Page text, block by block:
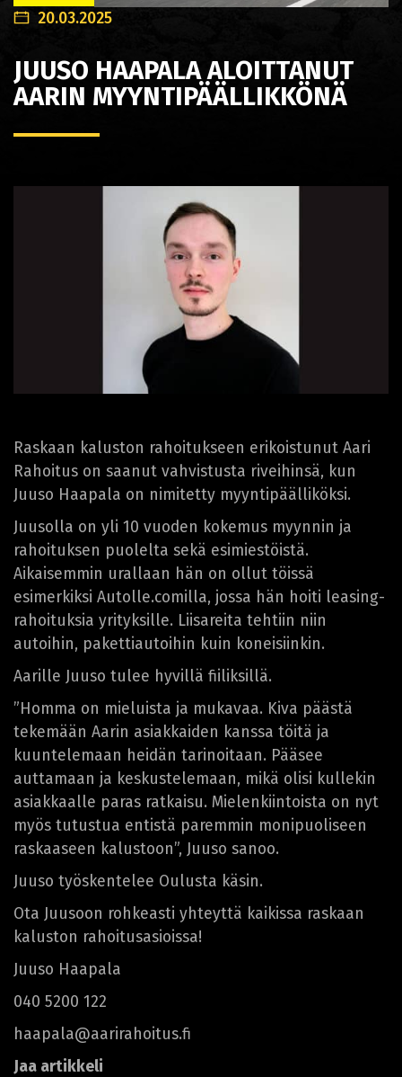
20.03.2025
JUUSO HAAPALA ALOITTANUT
AARIN MYYNTIPÄÄLLIKKÖNÄ
Raskaan kaluston rahoitukseen erikoistunut Aari
Rahoitus on saanut vahvistusta riveihinsä, kun
Juuso Haapala on nimitetty myyntipäälliköksi.
Juusolla on yli 10 vuoden kokemus myynnin ja
rahoituksen puolelta sekä esimiestöistä.
Aikaisemmin urallaan hän on ollut töissä
esimerkiksi Autolle.comilla, jossa hän hoiti leasing-
rahoituksia yrityksille. Liisareita tehtiin niin
autoihin, pakettiautoihin kuin koneisiinkin.
Aarille Juuso tulee hyvillä fiiliksillä.
”Homma on mieluista ja mukavaa. Kiva päästä
tekemään Aarin asiakkaiden kanssa töitä ja
kuuntelemaan heidän tarinoitaan. Pääsee
auttamaan ja keskustelemaan, mikä olisi kullekin
asiakkaalle paras ratkaisu. Mielenkiintoista on nyt
myös tutustua entistä paremmin monipuoliseen
raskaaseen kalustoon”, Juuso sanoo.
Juuso työskentelee Oulusta käsin.
Ota Juusoon rohkeasti yhteyttä kaikissa raskaan
kaluston rahoitusasioissa!
Juuso Haapala
040 5200 122
haapala@aarirahoitus.fi
Jaa artikkeli